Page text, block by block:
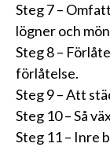
Steg 7 –
lögner och
Steg 8 –
förlåtelse.
Steg 9 – Att
Steg 10 – Så
Steg 11 – Inre